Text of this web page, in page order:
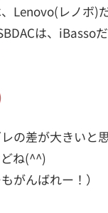
Lenovo(レノボ)
は、iBasso
の差が大きいと
ね(^^)
がんばれー！）